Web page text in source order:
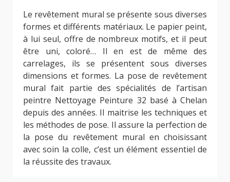
Le revêtement mural se présente sous diverses
formes et différents matériaux. Le papier peint,
à lui seul, offre de nombreux motifs, et il peut
être uni, coloré… Il en est de même des
carrelages, ils se présentent sous diverses
dimensions et formes. La pose de revêtement
mural fait partie des spécialités de l’artisan
peintre Nettoyage Peinture 32 basé à Chelan
depuis des années. Il maitrise les techniques et
les méthodes de pose. Il assure la perfection de
la pose du revêtement mural en choisissant
avec soin la colle, c’est un élément essentiel de
la réussite des travaux.